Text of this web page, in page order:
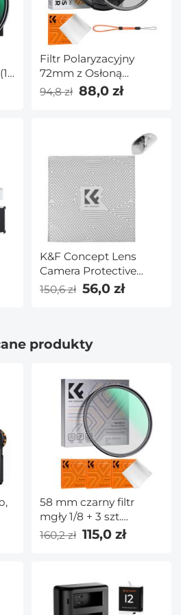
Filtr Polaryzacyjny
72mm z Osłoną
Obiektywu, Pasek
Mocujący Osłonę
Czyszcząca - Seria K
94,8 zł 88,0 zł
K&F Concept Lens
Camera Protective
Wrap, Ochraniacz
ściereczka do
45x45 cm
150,6 zł 56,0 zł
produkty
58 mm czarny filtr
mgły 1/8 + 3 szt.
Ściereczka do
czyszczenia z 18
160,2 zł 115,0 zł